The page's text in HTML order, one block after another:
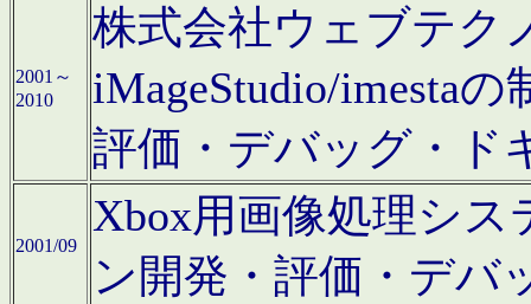
2001～
2010
株式会社ウェブテク
iMageStudio/imesta
評価・デバッグ・ド
2001/09
Xbox用画像処理シ
ン開発・評価・デバ